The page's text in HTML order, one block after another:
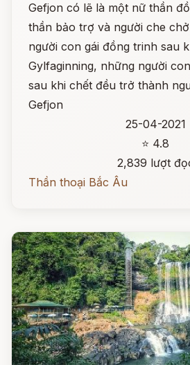
Gefjon có lẽ là một nữ thần
thần bảo trợ và người che
người con gái đồng trinh sau
Gylfaginning, những người
sau khi chết đều trở thành
Gefjon
25-04-2021
⭐ 4.8
2,839 lượt
Thần thoại Bắc Âu